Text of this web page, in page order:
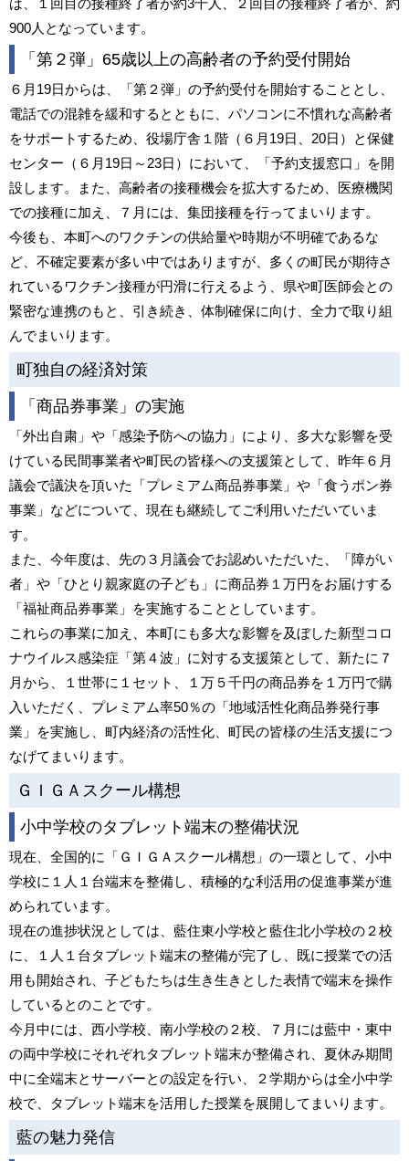
は、１回目の接種終了者が約3千人、２回目の接種終了者が、約
900人となっています。
「第２弾」65歳以上の高齢者の予約受付開始
６月19日からは、「第２弾」の予約受付を開始することとし、
電話での混雑を緩和するとともに、パソコンに不慣れな高齢者
をサポートするため、役場庁舎１階（６月19日、20日）と保健
センター（６月19日～23日）において、「予約支援窓口」を開
設します。また、高齢者の接種機会を拡大するため、医療機関
での接種に加え、７月には、集団接種を行ってまいります。
今後も、本町へのワクチンの供給量や時期が不明確であるな
ど、不確定要素が多い中ではありますが、多くの町民が期待さ
れているワクチン接種が円滑に行えるよう、県や町医師会との
緊密な連携のもと、引き続き、体制確保に向け、全力で取り組
んでまいります。
町独自の経済対策
「商品券事業」の実施
「外出自粛」や「感染予防への協力」により、多大な影響を受
けている民間事業者や町民の皆様への支援策として、昨年６月
議会で議決を頂いた「プレミアム商品券事業」や「食うポン券
事業」などについて、現在も継続してご利用いただいていま
す。
また、今年度は、先の３月議会でお認めいただいた、「障がい
者」や「ひとり親家庭の子ども」に商品券１万円をお届けする
「福祉商品券事業」を実施することとしています。
これらの事業に加え、本町にも多大な影響を及ぼした新型コロ
ナウイルス感染症「第４波」に対する支援策として、新たに７
月から、１世帯に１セット、１万５千円の商品券を１万円で購
入いただく、プレミアム率50％の「地域活性化商品券発行事
業」を実施し、町内経済の活性化、町民の皆様の生活支援につ
なげてまいります。
ＧＩＧＡスクール構想
小中学校のタブレット端末の整備状況
現在、全国的に「ＧＩＧＡスクール構想」の一環として、小中
学校に１人１台端末を整備し、積極的な利活用の促進事業が進
められています。
現在の進捗状況としては、藍住東小学校と藍住北小学校の２校
に、１人１台タブレット端末の整備が完了し、既に授業での活
用も開始され、子どもたちは生き生きとした表情で端末を操作
しているとのことです。
今月中には、西小学校、南小学校の２校、７月には藍中・東中
の両中学校にそれぞれタブレット端末が整備され、夏休み期間
中に全端末とサーバーとの設定を行い、２学期からは全小中学
校で、タブレット端末を活用した授業を展開してまいります。
藍の魅力発信